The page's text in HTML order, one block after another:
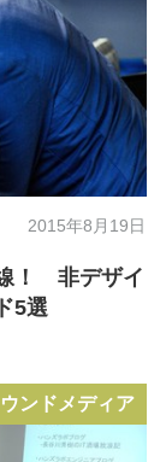
2015年8月19日
！ 非デザイ
5選
ンドメディア